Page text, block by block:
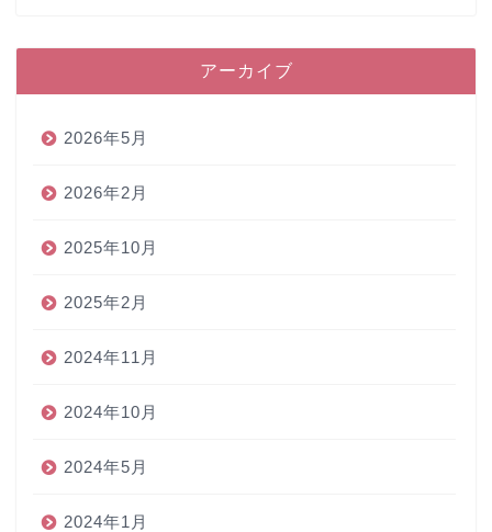
アーカイブ
2026年5月
2026年2月
2025年10月
2025年2月
2024年11月
2024年10月
2024年5月
2024年1月